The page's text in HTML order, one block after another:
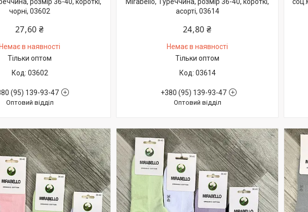
чорні, 03602
27,60 ₴
Немає в наявності
Тільки оптом
03602
(95) 139-93-47
Оптовий відділ
асорті, 03614
24,80 ₴
Немає в наявності
Тільки оптом
03614
+380 (95) 139-93-47
Оптовий відділ